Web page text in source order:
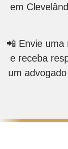
em
📲 Envie uma
e receba
um